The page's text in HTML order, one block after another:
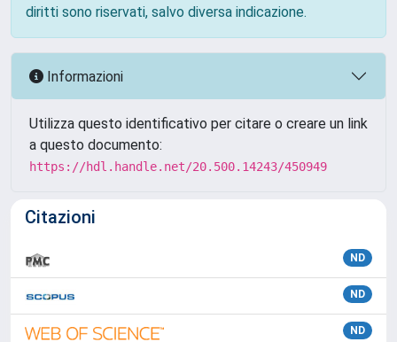
diritti sono riservati, salvo diversa indicazione.
Informazioni
Utilizza questo identificativo per citare o creare un link
a questo documento:
https://hdl.handle.net/20.500.14243/450949
Citazioni
ND
ND
ND